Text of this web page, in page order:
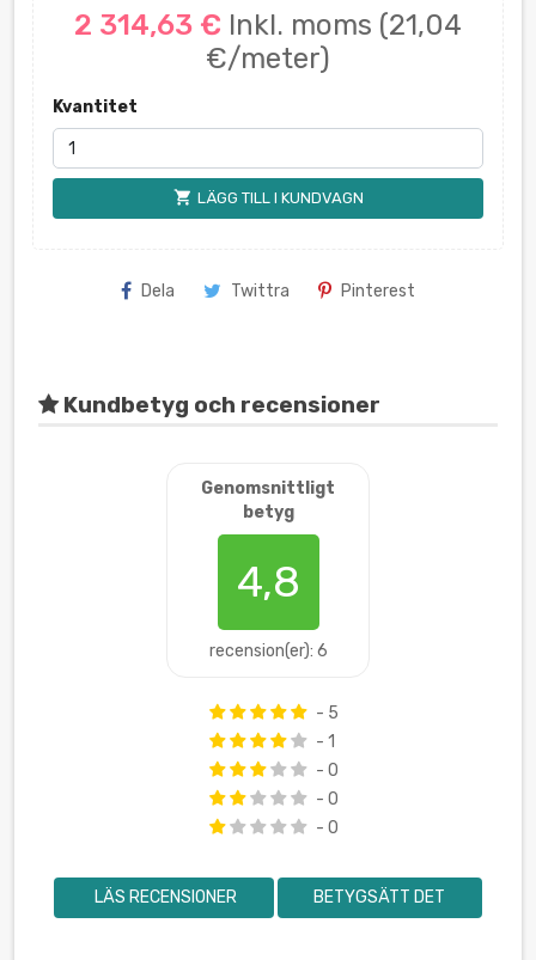
2 314,63 € Inkl. moms (21,04
€/meter)
Kvantitet
shopping_cart LÄGG TILL I KUNDVAGN
Dela Twittra Pinterest
Kundbetyg och recensioner
Genomsnittligt
betyg
4,8
recension(er): 6
- 5
- 1
- 0
- 0
- 0
LÄS RECENSIONER BETYGSÄTT DET